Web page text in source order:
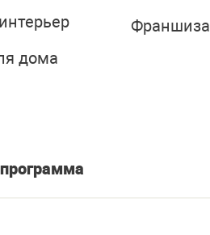
дома
Франшиза